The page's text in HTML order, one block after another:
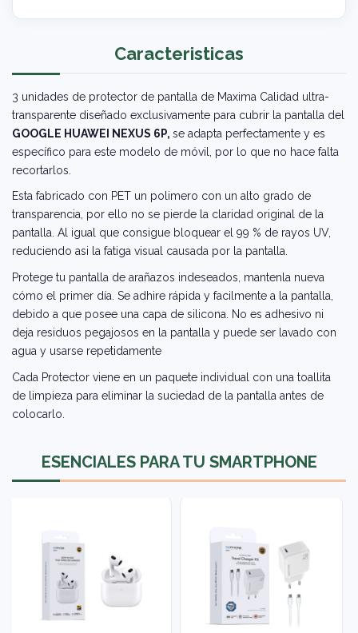
Caracteristicas
3 unidades de protector de pantalla de Maxima Calidad ultra-
transparente diseñado exclusivamente para cubrir la pantalla del
GOOGLE HUAWEI NEXUS 6P, se adapta perfectamente y es
específico para este modelo de móvil, por lo que no hace falta
recortarlos.
Esta fabricado con PET un polimero con un alto grado de
transparencia, por ello no se pierde la claridad original de la
pantalla. Al igual que consigue bloquear el 99 % de rayos UV,
reduciendo asi la fatiga visual causada por la pantalla.
Protege tu pantalla de arañazos indeseados, mantenla nueva
cómo el primer día. Se adhire rápida y facilmente a la pantalla,
debido a que posee una capa de silicona. No es adhesivo ni
deja residuos pegajosos en la pantalla y puede ser lavado con
agua y usarse repetidamente
Cada Protector viene en un paquete individual con una toallita
de limpieza para eliminar la suciedad de la pantalla antes de
colocarlo.
ESENCIALES PARA TU SMARTPHONE